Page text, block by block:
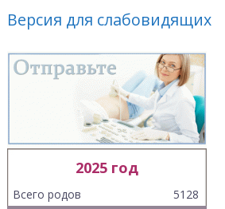
Версия для слабовидящих
2025 год
Всего родов
5128